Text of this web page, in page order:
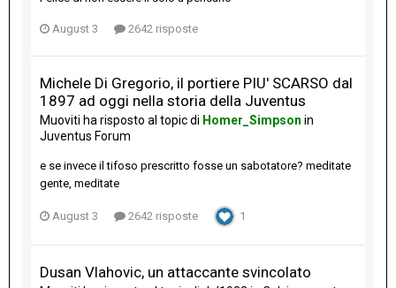
August 3 2642 risposte
Michele Di Gregorio, il portiere PIU' SCARSO dal
1897 ad oggi nella storia della Juventus
Muoviti ha risposto al topic di Homer_Simpson in
Juventus Forum
e se invece il tifoso prescritto fosse un sabotatore? meditate
gente, meditate
August 3 2642 risposte 1
Dusan Vlahovic, un attaccante svincolato